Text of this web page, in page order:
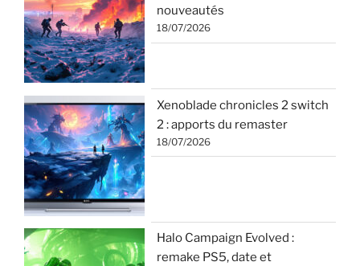
nouveautés
18/07/2026
Xenoblade chronicles 2 switch
2 : apports du remaster
18/07/2026
Halo Campaign Evolved :
remake PS5, date et